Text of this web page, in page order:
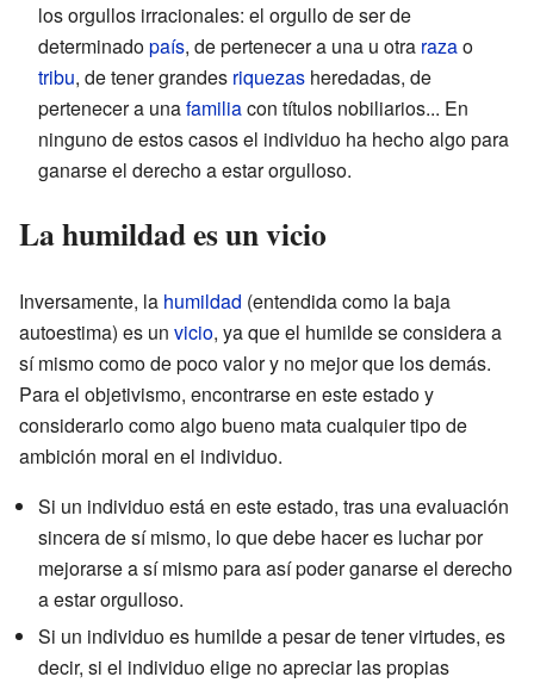
los orgullos irracionales: el orgullo de ser de
determinadopaís, de pertenecer a una u otra razao
tribu, de tener grandes riquezas heredadas, de
pertenecer a unafamiliacon títulos nobiliarios... En
ninguno de estos casos el individuo ha hecho algo para
ganarse el derecho a estar orgulloso.
La humildad es un vicio
Inversamente, la humildad (entendida como la baja
autoestima) es un vicio, ya que el humilde se considera a
sí mismo como de poco valor y no mejor que los demás.
Para el objetivismo, encontrarse en este estado y
considerarlo como algo bueno mata cualquier tipo de
ambición moral en el individuo.
Si un individuo está en este estado, tras una evaluación
sincera de sí mismo, lo que debe hacer es luchar por
mejorarse a sí mismo para así poder ganarse el derecho
a estar orgulloso.
Si un individuo es humilde a pesar de tener virtudes, es
decir, si el individuo elige no apreciar las propias